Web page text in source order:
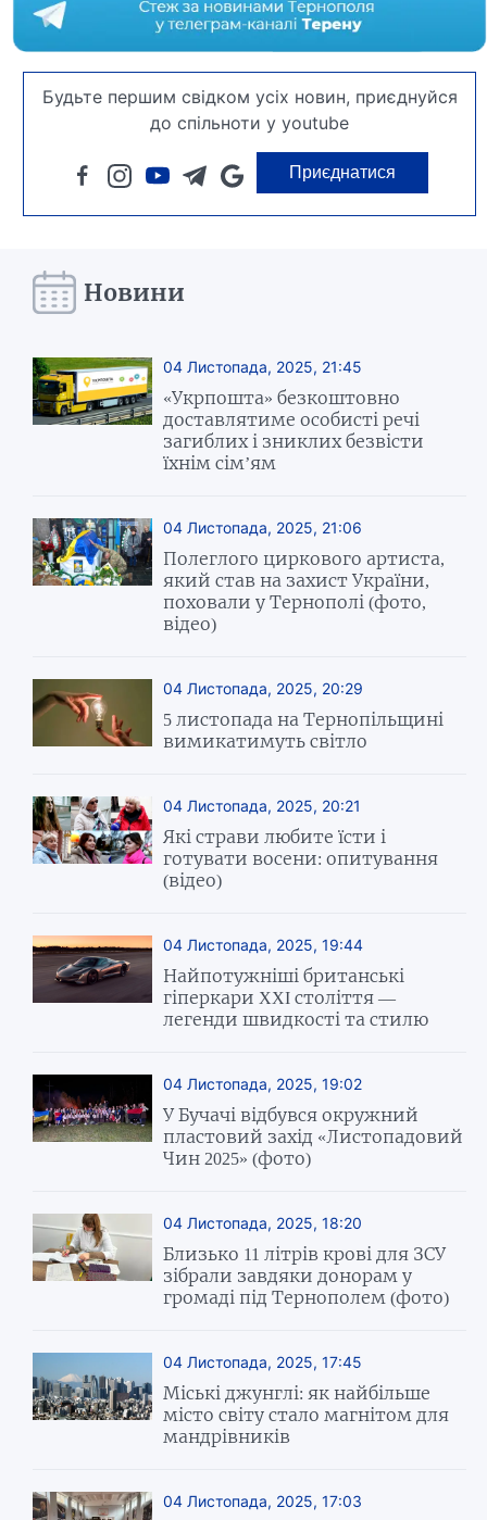
Будьте першим свідком усіх новин, приєднуйся
до спільноти у youtube
Приєднатися
Новини
04 Листопада, 2025, 21:45
«Укрпошта» безкоштовно
доставлятиме особисті речі
загиблих і зниклих безвісти
їхнім сім’ям
04 Листопада, 2025, 21:06
Полеглого циркового артиста,
який став на захист України,
поховали у Тернополі (фото,
відео)
04 Листопада, 2025, 20:29
5 листопада на Тернопільщині
вимикатимуть світло
04 Листопада, 2025, 20:21
Які страви любите їсти і
готувати восени: опитування
(відео)
04 Листопада, 2025, 19:44
Найпотужніші британські
гіперкари XXI століття —
легенди швидкості та стилю
04 Листопада, 2025, 19:02
У Бучачі відбувся окружний
пластовий захід «Листопадовий
Чин 2025» (фото)
04 Листопада, 2025, 18:20
Близько 11 літрів крові для ЗСУ
зібрали завдяки донорам у
громаді під Тернополем (фото)
04 Листопада, 2025, 17:45
Міські джунглі: як найбільше
місто світу стало магнітом для
мандрівників
04 Листопада, 2025, 17:03